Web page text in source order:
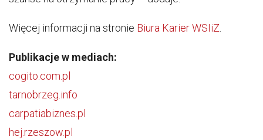
Więcej informacji na stronie Biura Karier WSIiZ
Publikacje w mediach:
cogito.com.pl
tarnobrzeg.info
carpatiabiznes.pl
hej.rzeszow.pl